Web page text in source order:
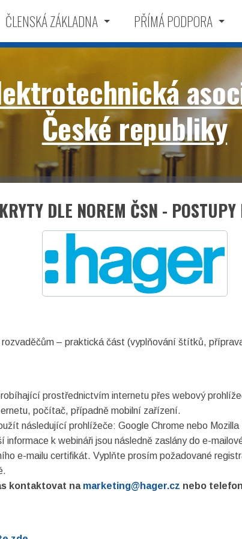
ČLENSKÁ ZÁKLADNA PŘÍMÁ PODPORA
České republiky
DLE NOREM ČSN -
– praktická část (vyplňování štítků,
prostřednictvím internetu přes webový
počítač, případně mobilní zařízení.
následující prohlížeče: Google Chrome nebo Mozilla
k webináři jsou následně zaslány do e-
e-mailu certifikát. Vyplňte prosím požadované
kontaktovat na marketing@hager.cz nebo